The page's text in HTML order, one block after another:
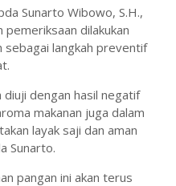
Sunarto Wibowo, S.H.,
dilakukan
sebagai langkah preventif
diuji dengan hasil negatif
makanan juga dalam
layak saji dan aman
Sunarto.
pangan ini akan terus